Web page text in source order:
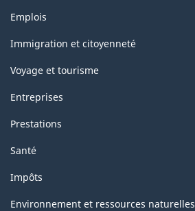
Thèmes
sujets
Emplois
Immigration et citoyenneté
Voyage et tourisme
Entreprises
Prestations
Santé
Impôts
Environnement et ressources naturelles